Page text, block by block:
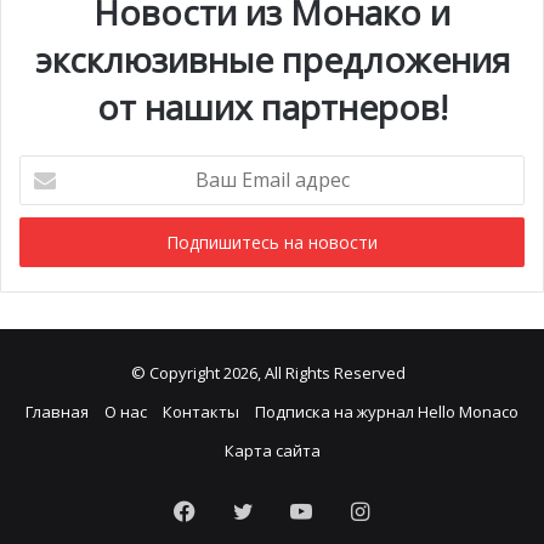
Новости из Монако и
эксклюзивные предложения
от наших партнеров!
Email
адрес
© Copyright 2026, All Rights Reserved
Главная
О нас Контакты
Подписка на журнал Hello Monaco
Карта сайта
Facebook
TwitterYouTubeInstagram